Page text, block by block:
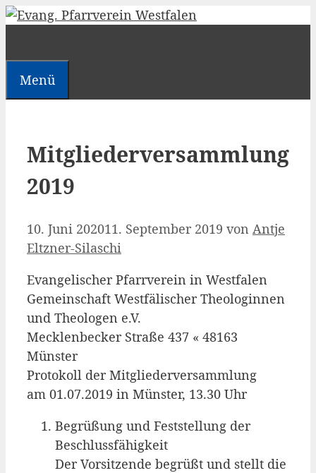
Zum
Menü
Mitgliederversammlung
2019
10. Juni 202011. September 2019 von Antje
Eltzner-Silaschi
Evan­ge­li­scher Pfarr­ver­ein in Westfalen
Gemein­schaft West­fä­li­scher Theo­lo­gin­nen
und Theo­lo­gen e.V.
Meck­len­be­cker Stra­ße 437 « 48163
Münster
Pro­to­koll der Mitgliederversammlung
am 01.07.2019 in Müns­ter, 13.30 Uhr
Begrü­ßung und Fest­stel­lung der
Beschluss­fä­hig­keit
Der Vor­sit­zen­de begrüßt und stellt die